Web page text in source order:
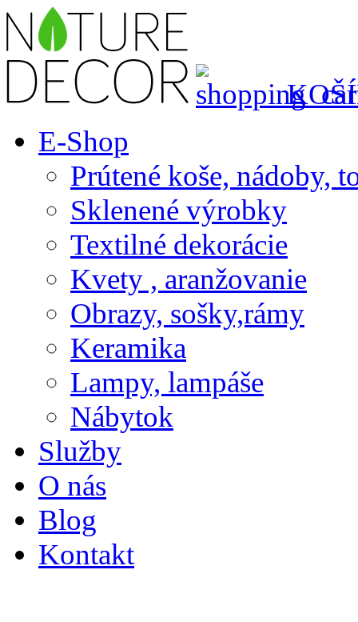
E-Shop
Prútené koše, nádoby,
Sklenené výrobky
Textilné dekorácie
Kvety , aranžovanie
Obrazy, sošky,rámy
Keramika
Lampy, lampáše
Nábytok
Služby
O nás
Blog
Kontakt